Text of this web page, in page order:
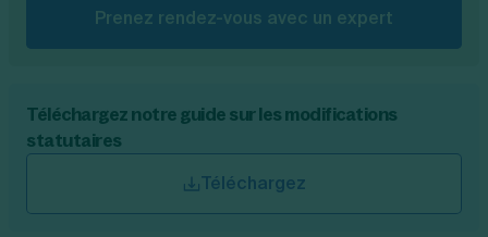
Prenez rendez-vous avec un expert
Téléchargez notre guide sur les modifications
statutaires
Téléchargez